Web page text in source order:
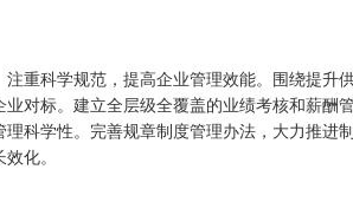
科学规范，提高企业管理效能。围绕提升
业对标。建立全层级全覆盖的业绩考核和薪酬
理科学性。完善规章制度管理办法，大力推进
化。